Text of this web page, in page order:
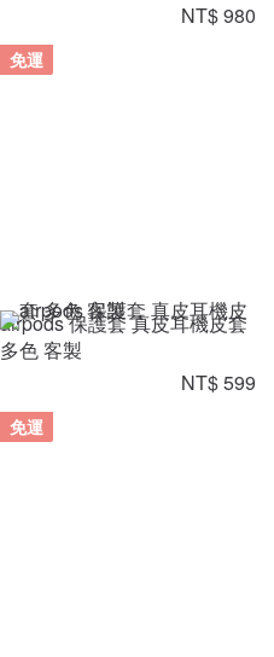
NT$ 980
免運
airpods 保護套 真皮耳機皮套
多色 客製
NT$ 599
免運